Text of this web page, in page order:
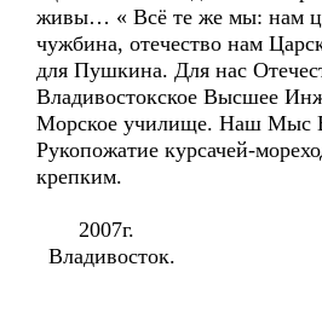
живы… « Всё те же мы: нам
чужбина, отечество нам
для Пушкина. Для нас
Владивостокское Высшее
Морское училище. Наш
Рукопожатие курсачей-
крепким.
2007г.
Владивосток.